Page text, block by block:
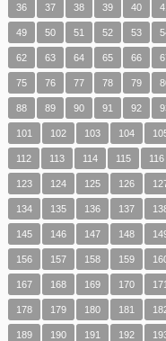
36 37 38 39 40
49 50 51 52 53
62 63 64 65 66
75 76 77 78 79
88 89 90 91 92
101 102 103 104
112 113 114 115 116
123 124 125 126
134 135 136 137
145 146 147 148
156 157 158 159
167 168 169 170 171
178 179 180 181
189 190 191 192